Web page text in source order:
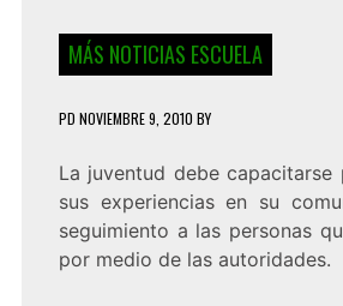
MÁS NOTICIAS ESCUELA
PD NOVIEMBRE 9, 2010 BY
La juventud debe
sus experiencias en su
seguimiento a las personas
por medio de las autoridades.